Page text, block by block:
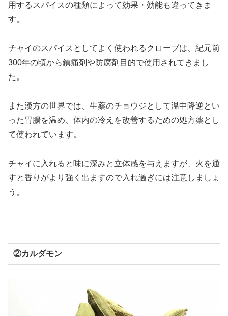
用するスパイスの種類によって効果・効能も違ってきま
す。
チャイのスパイスとしてよく使われるクローブは、紀元前
300年の頃から鎮痛剤や防腐剤目的で使用されてきまし
た。
また漢方の世界では、生薬のチョウジとして温中降逆とい
った胃腸を温め、体内の冷えを改善するための処方薬とし
て使われています。
チャイに入れると味に深みと立体感を与えますが、火を通
すと香りがより強く出ますので入れ過ぎには注意しましょ
う。
②カルダモン